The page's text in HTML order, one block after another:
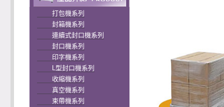
打包機系列
封箱機系列
連續式封口機系列
封口機系列
印字機系列
L型封口機系列
收縮機系列
真空機系列
束帶機系列